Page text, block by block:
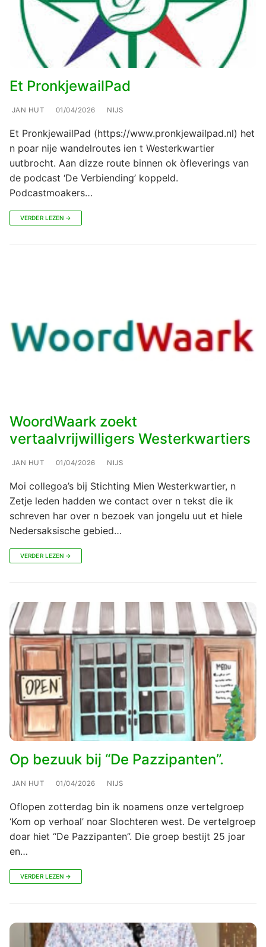
Et PronkjewailPad
JAN HUT 01/04/2026 NIJS
Et PronkjewailPad (https://www.pronkjewailpad.nl) het
n poar nije wandelroutes ien t Westerkwartier
uutbrocht. Aan dizze route binnen ok òfleverings van
de podcast ‘De Verbiending’ koppeld.
Podcastmoakers…
VERDER LEZEN →
WoordWaark zoekt
vertaalvrijwilligers Westerkwartiers
JAN HUT 01/04/2026 NIJS
Moi collegoa’s bij Stichting Mien Westerkwartier, n
Zetje leden hadden we contact over n tekst die ik
schreven har over n bezoek van jongelu uut et hiele
Nedersaksische gebied…
VERDER LEZEN →
Op bezuuk bij “De Pazzipanten”.
JAN HUT 01/04/2026 NIJS
Oflopen zotterdag bin ik noamens onze vertelgroep
‘Kom op verhoal’ noar Slochteren west. De vertelgroep
doar hiet “De Pazzipanten”. Die groep bestijt 25 joar
en…
VERDER LEZEN →